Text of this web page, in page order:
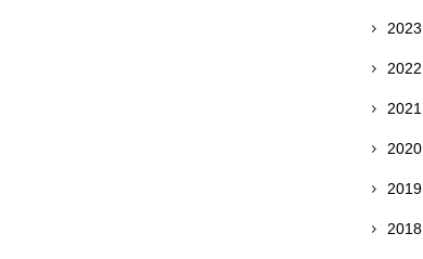
2023
2022
2021
2020
2019
2018